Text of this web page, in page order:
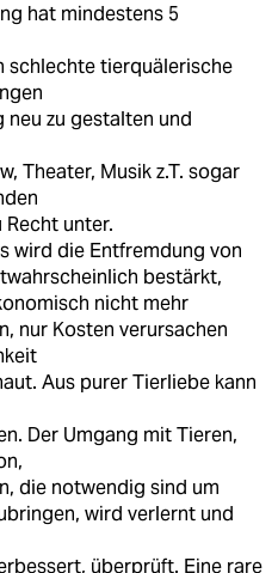
hat mindestens 5
schlechte tierquälerische
zu gestalten und
Theater, Musik z.T. sogar
Recht unter.
wird die Entfremdung von
bestärkt,
nicht mehr
nur Kosten verursachen
Aus purer Tierliebe kann
Der Umgang mit Tieren,
die notwendig sind um
wird verlernt und
überprüft. Eine rare